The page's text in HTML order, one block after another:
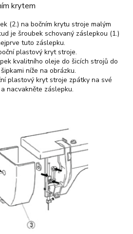
krytem
(2.) na bočním krytu stroje malým
je šroubek schovaný záslepkou (1.)
tuto záslepku.
plastový kryt stroje.
kvalitního oleje do šicích strojů do
níže na obrázku.
plastový kryt stroje zpátky na své
nacvakněte záslepku.